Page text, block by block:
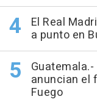
El Real
a punto en
anuncian el
Fuego